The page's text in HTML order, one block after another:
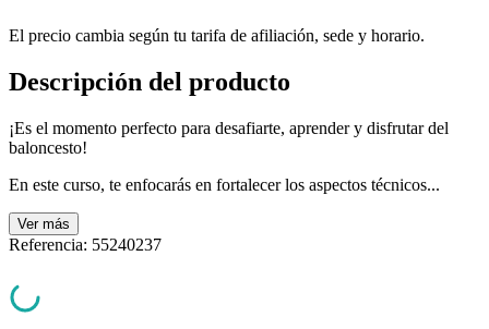
El precio cambia según tu tarifa de afiliación, sede y horario.
Descripción del producto
¡Es el momento perfecto para desafiarte, aprender y disfrutar del
baloncesto!
En este curso, te enfocarás en fortalecer los aspectos técnicos...
Ver más
Referencia: 55240237